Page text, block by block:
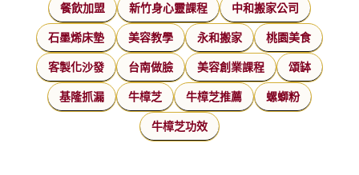
餐飲加盟 新竹身心靈課程 中和搬家公司
石墨烯床墊 美容教學 永和搬家 桃園美食
客製化沙發 台南做臉 美容創業課程 頌缽
基隆抓漏 牛樟芝 牛樟芝推薦 螺螄粉
牛樟芝功效